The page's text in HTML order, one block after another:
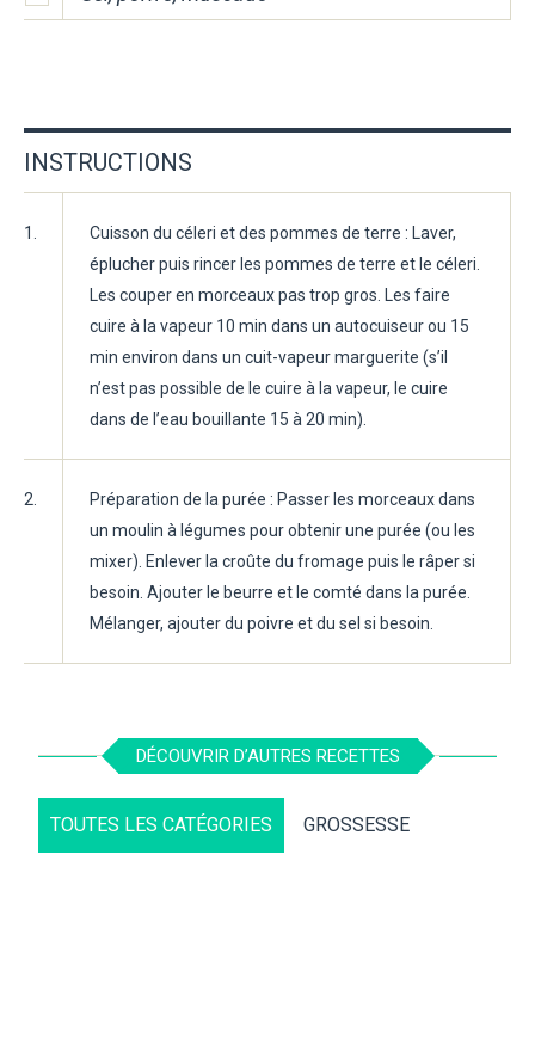
INSTRUCTIONS
1.
Cuisson du céleri et des pommes de terre : Laver,
éplucher puis rincer les pommes de terre et le céleri.
Les couper en morceaux pas trop gros. Les faire
cuire à la vapeur 10 min dans un autocuiseur ou 15
min environ dans un cuit-vapeur marguerite (s’il
n’est pas possible de le cuire à la vapeur, le cuire
dans de l’eau bouillante 15 à 20 min).
2.
Préparation de la purée : Passer les morceaux dans
un moulin à légumes pour obtenir une purée (ou les
mixer). Enlever la croûte du fromage puis le râper si
besoin. Ajouter le beurre et le comté dans la purée.
Mélanger, ajouter du poivre et du sel si besoin.
DÉCOUVRIR D’AUTRES RECETTES
TOUTES LES CATÉGORIES GROSSESSE